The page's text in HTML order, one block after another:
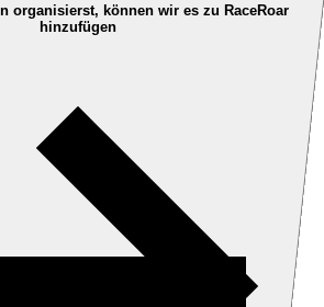
organisierst, können wir es zu RaceRoar
hinzufügen